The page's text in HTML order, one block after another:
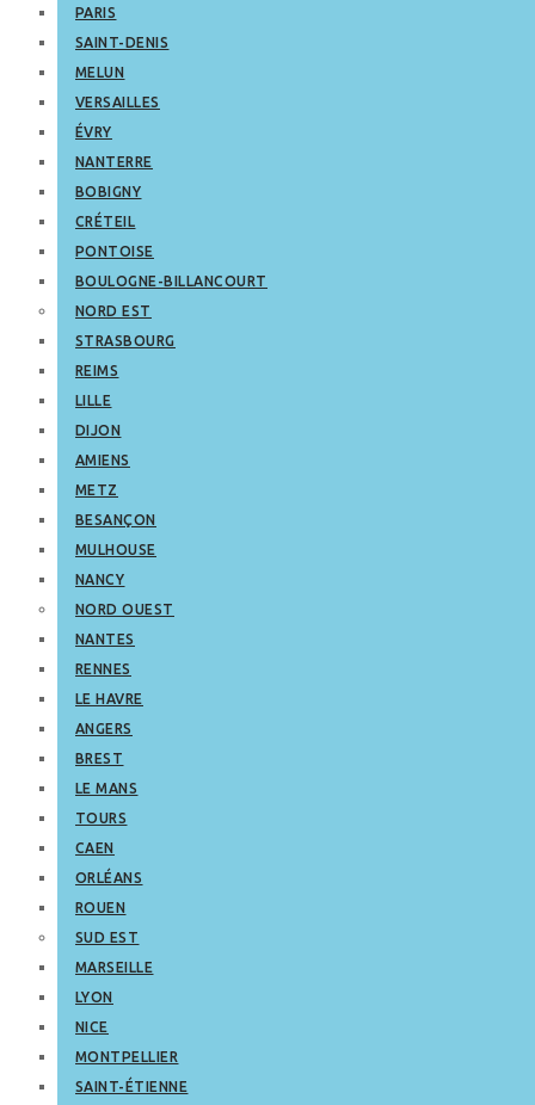
PARIS
SAINT-DENIS
MELUN
VERSAILLES
ÉVRY
NANTERRE
BOBIGNY
CRÉTEIL
PONTOISE
BOULOGNE-BILLANCOURT
NORD EST
STRASBOURG
REIMS
LILLE
DIJON
AMIENS
METZ
BESANÇON
MULHOUSE
NANCY
NORD OUEST
NANTES
RENNES
LE HAVRE
ANGERS
BREST
LE MANS
TOURS
CAEN
ORLÉANS
ROUEN
SUD EST
MARSEILLE
LYON
NICE
MONTPELLIER
SAINT-ÉTIENNE